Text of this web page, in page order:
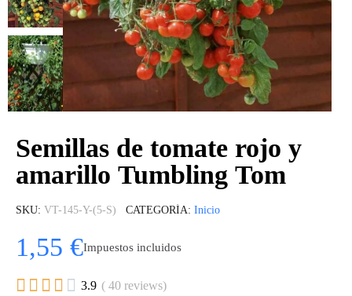
Semillas de tomate rojo y
amarillo Tumbling Tom
SKU VT-145-Y-(5-S) CATEGORÍA Inicio
1,55 €Impuestos incluidos
     3.9 ( 40 reviews)